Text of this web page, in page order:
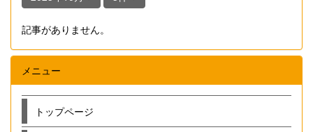
記事がありません。
メニュー
トップページ